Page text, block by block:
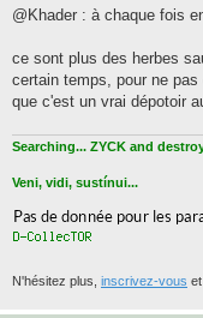
e
s
g
e
@Khader : à chaque fois
ce sont plus des herbes
certain temps, pour ne
que c'est un vrai dépotoir
Searching... ZYCK and
Veni, vidi, sustínui...
N'hésitez plus, inscrivez-vous et